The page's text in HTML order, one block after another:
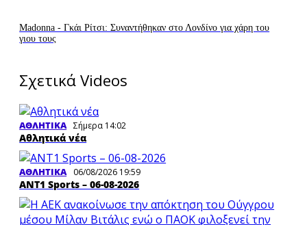
Madonna - Γκάι Ρίτσι: Συναντήθηκαν στο Λονδίνο για χάρη του
γιου τους
Σχετικά Videos
ΑΘΛΗΤΙΚΑ Σήμερα 14:02
Αθλητικά νέα
ΑΘΛΗΤΙΚΑ 06/08/2026 19:59
ΑΝΤ1 Sports – 06-08-2026